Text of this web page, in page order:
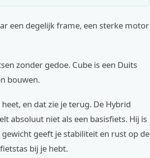
een degelijk frame, een sterke motor
zonder gedoe. Cube is een Duits
bouwen.
en dat zie je terug. De Hybrid
absoluut niet als een basisfiets. Hij is
geeft je stabiliteit en rust op de
bij je hebt.